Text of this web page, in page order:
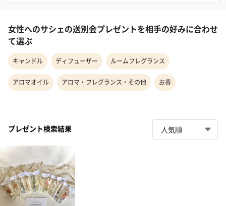
女性へのサシェの送別会プレゼントを相手の好みに合わせ
て選ぶ
キャンドル ディフューザー ルームフレグランス
アロマオイル アロマ・フレグランス・その他 お香
プレゼント検索結果